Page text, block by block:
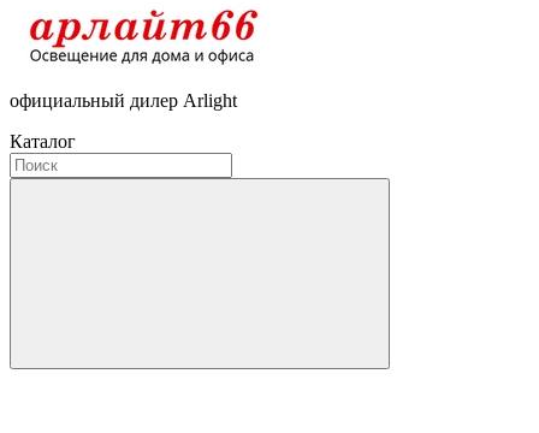
официальный дилер Arlight
Каталог